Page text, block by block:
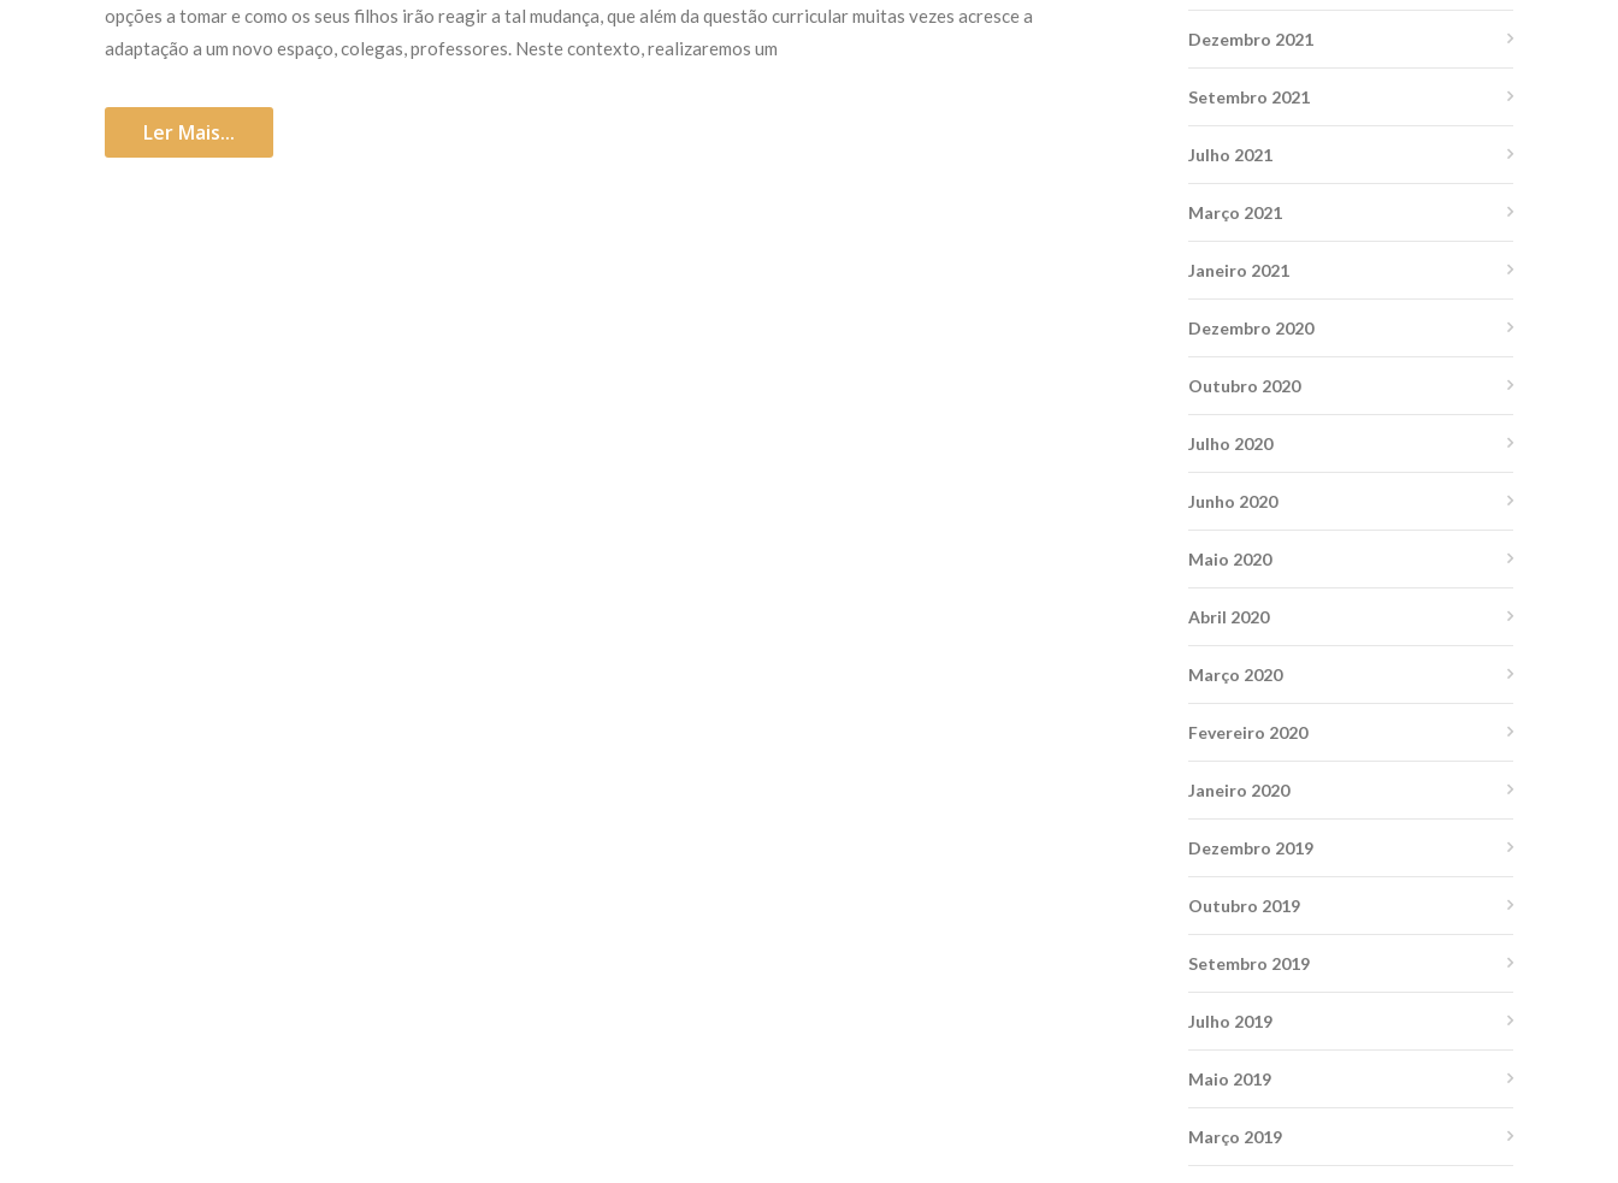
opções a tomar e como os seus filhos irão reagir a tal mudança, que além da questão curricular muitas vezes acresce a
adaptação a um novo espaço, colegas, professores. Neste contexto, realizaremos um
Ler Mais...
Dezembro 2021
Setembro 2021
Julho 2021
Março 2021
Janeiro 2021
Dezembro 2020
Outubro 2020
Julho 2020
Junho 2020
Maio 2020
Abril 2020
Março 2020
Fevereiro 2020
Janeiro 2020
Dezembro 2019
Outubro 2019
Setembro 2019
Julho 2019
Maio 2019
Março 2019